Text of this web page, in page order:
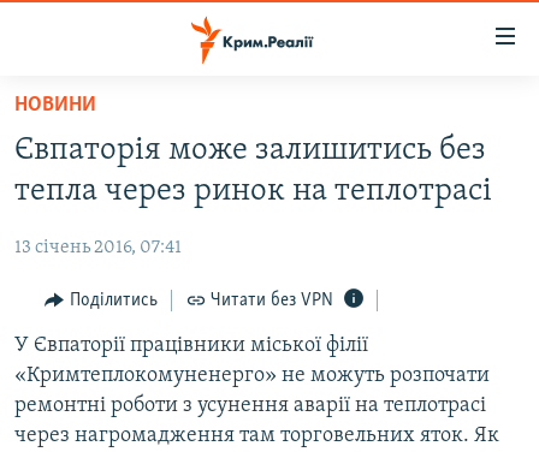
Перейти
основного
матеріалу
до
навігації
Перейти
до
пошуку
ВОДА.КРИМ
ВІДЕО ТА ФОТО
ПОЛІТИКА
БЛОГИ
ПОГЛЯД
ІНТЕРВ'Ю
ВСЕ ЗА ДЕНЬ
НОВИНИ
Євпаторія може залишитись без
тепла через ринок на теплотрасі
13 січень 2016, 07:41
Поділитись Читати без VPN
У Євпаторії працівники міської філії
«Кримтеплокомуненерго» не можуть розпочати
ремонтні роботи з усунення аварії на теплотрасі
через нагромадження там торговельних яток. Як